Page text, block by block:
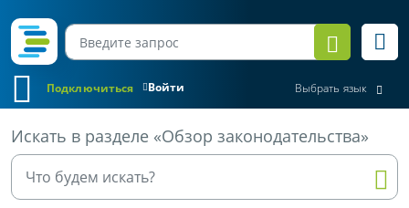
Войти
Подключиться Выбрать язык
Искать в разделе «Обзор законодательства»
Все материалы